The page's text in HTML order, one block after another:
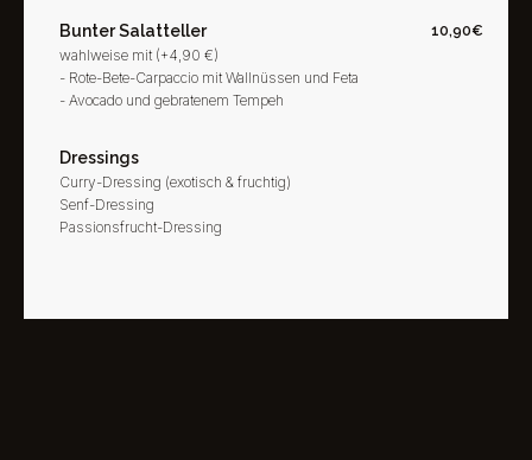
Bunter Salatteller 10,90€
wahlweise mit (+4,90 €)
- Rote-Bete-Carpaccio mit Wallnüssen und Feta
- Avocado und gebratenem Tempeh
Dressings
Curry-Dressing (exotisch & fruchtig)
Senf-Dressing
Passionsfrucht-Dressing